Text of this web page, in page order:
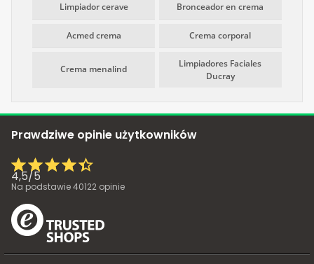
Limpiador cerave Bronceador en crema
Acmed crema Crema corporal
Crema menalind
Limpiadores Faciales
Ducray
Prawdziwe opinie użytkowników
4,5/5
Na podstawie40122 opinie